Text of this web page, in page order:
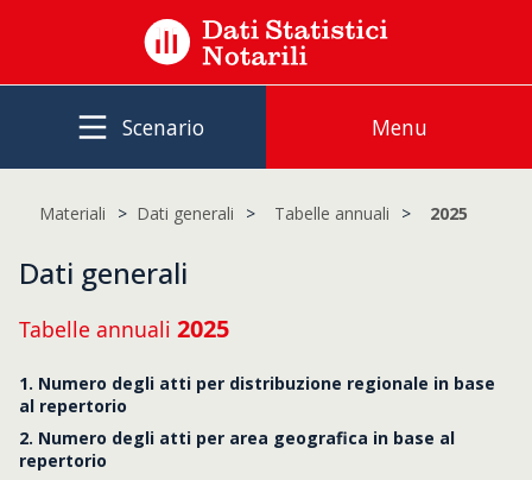
Scenario Menu
Materiali Dati generali Tabelle annuali 2025
Dati generali
Tabelle annuali 2025
1. Numero degli atti per distribuzione regionale in base
al repertorio
2. Numero degli atti per area geografica in base al
repertorio